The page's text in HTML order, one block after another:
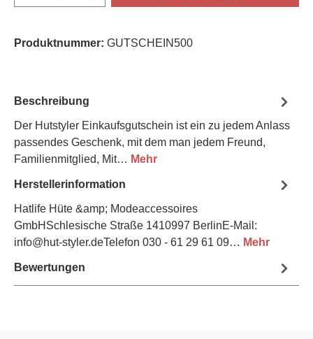
Produktnummer: GUTSCHEIN500
Beschreibung
Der Hutstyler Einkaufsgutschein ist ein zu jedem Anlass
passendes Geschenk, mit dem man jedem Freund,
Familienmitglied, Mit… Mehr
Herstellerinformation
Hatlife Hüte &amp; Modeaccessoires
GmbHSchlesische Straße 1410997 BerlinE-Mail:
info@hut-styler.deTelefon 030 - 61 29 61 09… Mehr
Bewertungen